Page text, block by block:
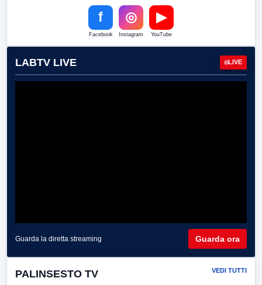
f
Facebook
◎
Instagram
▶
YouTube
LABTV LIVE LIVE
Guarda la diretta streaming Guarda ora
PALINSESTO TV VEDI TUTTI